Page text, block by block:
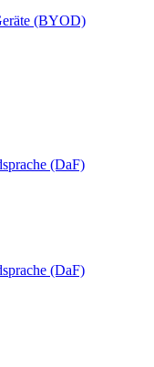
(BYOD)
(DaF)
(DaF)